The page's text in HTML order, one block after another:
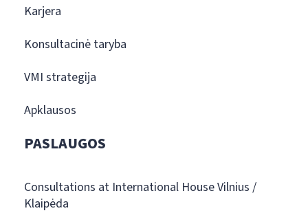
Karjera
Konsultacinė taryba
VMI strategija
Apklausos
PASLAUGOS
Consultations at International House Vilnius /
Klaipėda